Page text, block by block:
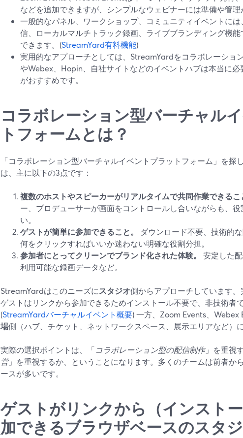
などを追加できますが、シンプルなウェビナーには準備や管理
一般的なパネル、ワークショップ、コミュニティイベントに
信、ローカルマルチトラック録画、ライブブランディング機
できます。(StreamYard有料機能)
実用的なアプローチとしては、StreamYardをコラボレーショ
やWebex、Hopin、自社サイトなどのイベントハブは本当に
がおすすめです。
コラボレーション型バーチャル
トフォームとは？
「コラボレーション型バーチャルイベントプラットフォーム」を探
は、主に以下の3点です：
複数のホストやスピーカーがリアルタイムで共同作業できるこ
ー、プロデューサーが画面をコントロールし合いながらも、
い。
ゲストが簡単に参加できること。
ダウンロード不要、技術的
何をクリックすればいいか迷わない明確な役割分担。
参加者にとってクリーンでブランド化された体験。
安定した
利用可能な録画データなど。
StreamYardはこのニーズにスタジオ側からアプローチしています。
ゲストはリンクから参加できるためインストール不要で、非技術者
(StreamYardバーチャルイベント概要) 一方、Zoom Events、Webex
場側（ハブ、チケット、ネットワークスペース、展示エリアなど）
実際の選択ポイントは、「コラボレーション型の配信制作」を重視
営」を重視するか、ということになります。多くのチームは前者か
ースが多いです。
ゲストがリンクから（インスト
加できるブラウザベースのスタ